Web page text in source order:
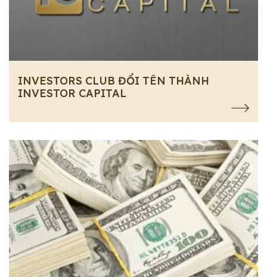
INVESTORS CLUB ĐỔI TÊN THÀNH
INVESTOR CAPITAL